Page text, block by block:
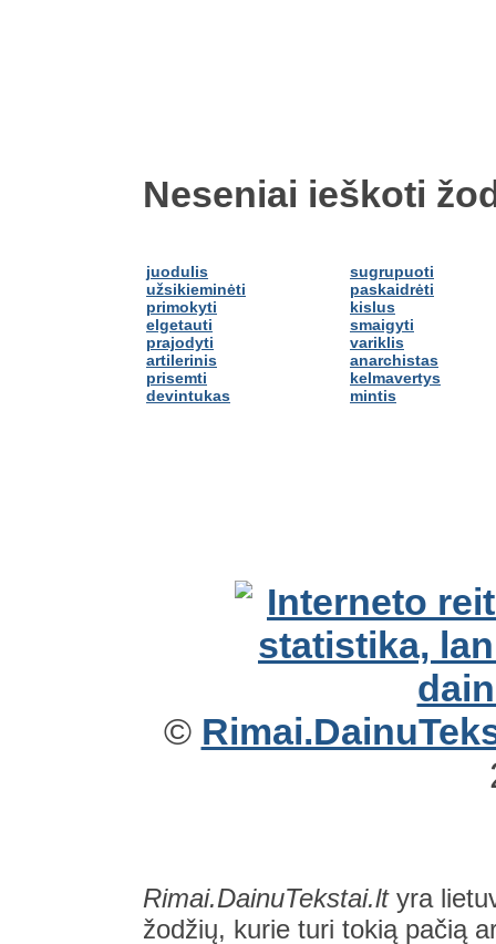
Neseniai ieškoti
juodulis
užsikieminėti
primokyti
elgetauti
prajodyti
artilerinis
prisemti
devintukas
sugrupuoti
paskaidrėti
kislus
smaigyti
variklis
anarchistas
kelmavertys
mintis
©
Rimai.DainuTekstai.ltyra
žodžių, kurie turi tokią pačią